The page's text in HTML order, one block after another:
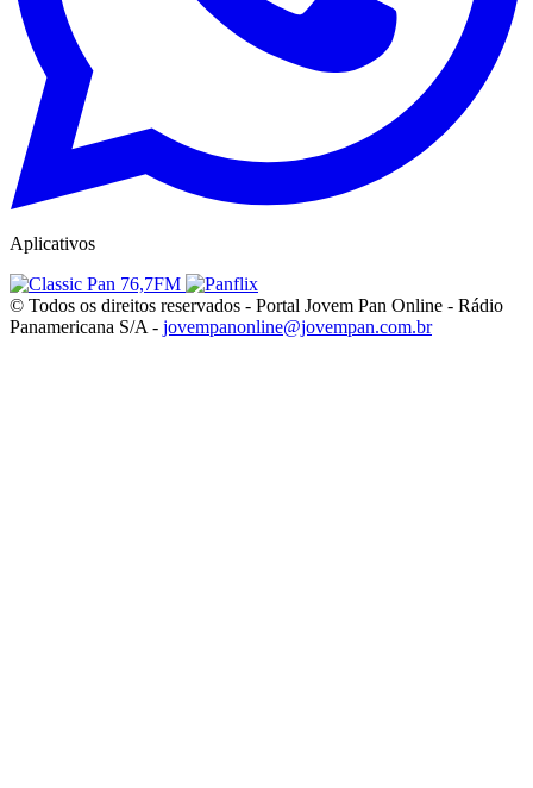
Aplicativos
© Todos os direitos reservados - Portal Jovem Pan Online - Rádio
Panamericana S/A - jovempanonline@jovempan.com.br